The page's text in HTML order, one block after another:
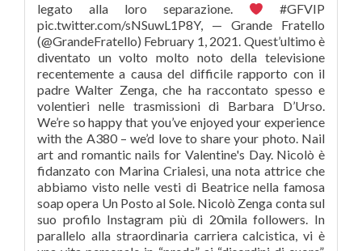
#GFVIP
pic.twitter.com/sNSuwL1P8Y, — Grande Fratello
(@GrandeFratello) February 1, 2021. Quest’ultimo è
diventato un volto molto noto della televisione
recentemente a causa del difficile rapporto con il
padre Walter Zenga, che ha raccontato spesso e
volentieri nelle trasmissioni di Barbara D’Urso.
We’re so happy that you’ve enjoyed your experience
with the A380 – we’d love to share your photo. Nail
art and romantic nails for Valentine's Day. Nicolò è
fidanzato con Marina Crialesi, una nota attrice che
abbiamo visto nelle vesti di Beatrice nella famosa
soap opera Un Posto al Sole. Nicolò Zenga conta sul
suo profilo Instagram più di 20mila followers. In
parallelo alla straordinaria carriera calcistica, vi è